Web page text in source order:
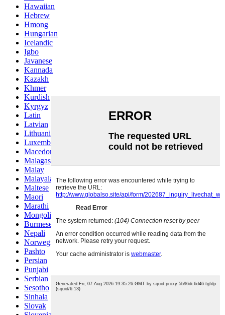
Hawaiian
Hebrew
Hmong
Hungarian
Icelandic
Igbo
Javanese
Kannada
Kazakh
Khmer
Kurdish
Kyrgyz
Latin
Latvian
Lithuanian
Luxembou..
Macedonian
Malagasy
Malay
Malayalam
Maltese
Maori
Marathi
Mongolian
Burmese
Nepali
Norwegian
Pashto
Persian
Punjabi
Serbian
Sesotho
Sinhala
Slovak